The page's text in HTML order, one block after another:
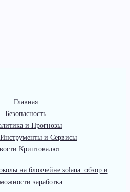
Главная
Безопасность
и Прогнозы
и Сервисы
Криптовалют
на блокчейне solana: обзор и
заработка